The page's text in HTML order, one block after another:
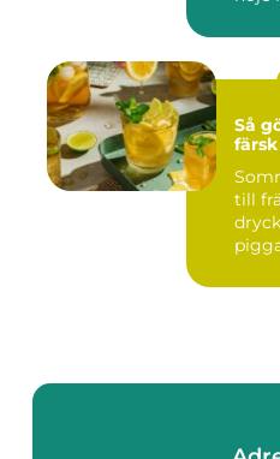
Så
till